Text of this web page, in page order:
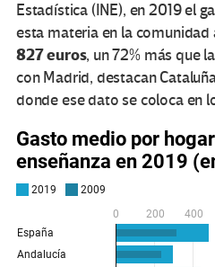
Estadística (INE), en 2019 el
esta materia en la
827 euros, un 72% más que
con Madrid, destacan
donde ese dato se coloca en